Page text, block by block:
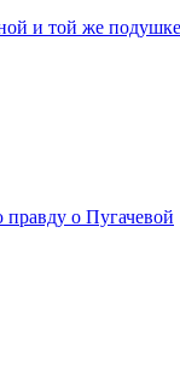
и той же подушке
о Пугачевой